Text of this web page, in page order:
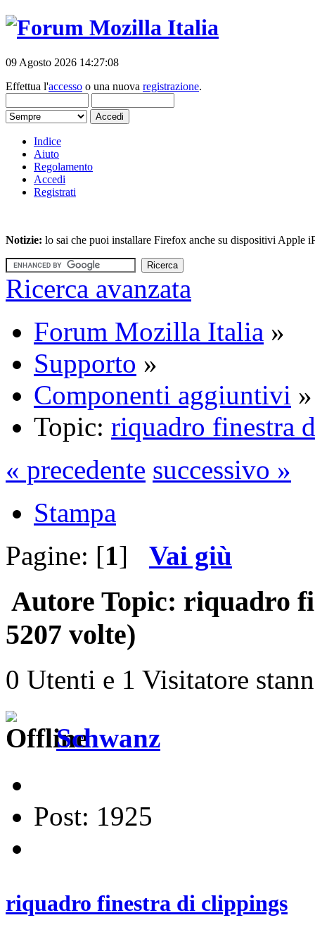
09 Agosto 2026 14:27:08
Effettua l'accesso o una nuova registrazione.
Indice
Aiuto
Regolamento
Accedi
Registrati
Notizie: lo sai che puoi installare Firefox anche su dispositivi Apple
Ricerca avanzata
Forum Mozilla Italia »
Supporto »
Componenti aggiuntivi »
Topic: riquadro finestra
« precedente successivo »
Stampa
Pagine: [1] Vai giù
Autore Topic: riquadro
5207 volte)
0 Utenti e 1 Visitatore
Schwanz
Post: 1925
riquadro finestra di clippings